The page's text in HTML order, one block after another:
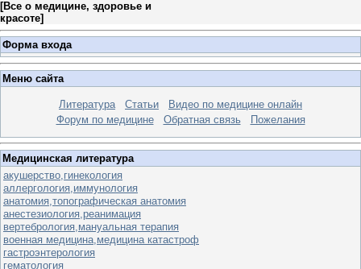
[Все о медицине, здоровье и
красоте]
Форма входа
Меню сайта
Литература Статьи
Видео по медицине онлайн
Форум по медицине
Обратная связь Пожелания
Медицинская литература
акушерство,гинекология
аллергология,иммунология
анатомия,топографическая анатомия
анестезиология,реанимация
вертебрология,мануальная терапия
военная медицина,медицина катастроф
гастроэнтерология
гематология